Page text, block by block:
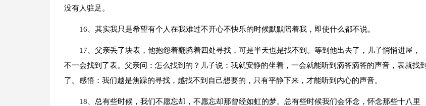
没有人驻足。
16、其实我只是希望有个人在我难过不开心不快乐的时候默默陪着我，即使什么都不说。
17、父亲丢了块表，他抱怨着翻腾着四处寻找，可是半天也是找不到。等到他出去了，儿子悄悄进屋，
不一会找到了表。父亲问：怎么找到的？儿子说：我就安静的坐着，一会就能听到滴答滴答的声音，表就找到
了。感悟：我们越是焦躁的寻找，越找不到自己想要的，只有平静下来，才能听到内心的声音。
18、总有些时候，我们不愿忘却，不愿忘却那曾经如虹的梦。总有些时候我们会怀念，怀念那些十八里